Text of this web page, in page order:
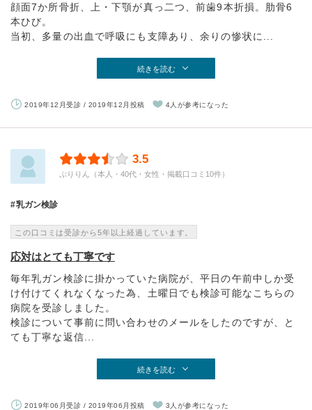
顔面7か所骨折、上・下顎が真っ二つ、前歯9本折損。肋骨6
本ひび。
当初、多量の出血で呼吸にも支障あり、余りの惨状に...
続きを読む
2019年12月受診 / 2019年12月投稿 4人が参考になった
3.5
ぷりりん（本人・40代・女性・掲載口コミ10件）
乳ガン検診
この口コミは受診から5年以上経過しています。
応対はとても丁寧です
毎年乳ガン検診に掛かっていた病院が、平日の午前中しか受
け付けてくれなくなった為、土曜日でも検診可能なこちらの
病院を受診しました。
検診について事前に問い合わせのメールをしたのですが、と
ても丁寧な返信...
続きを読む
2019年06月受診 / 2019年06月投稿 3人が参考になった